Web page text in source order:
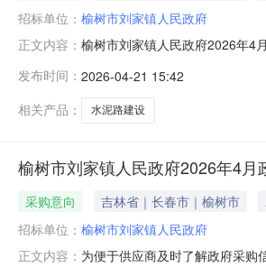
招标单位： 榆树市刘家镇人民政府
正文内容： 榆树市刘家镇人民政府2026年4
计采购时间：2026-05备注：本
发布时间： 2026-04-21 15:42
相关产品：
水泥路建设
榆树市刘家镇人民政府2026年4月
采购意向 吉林省｜长春市｜榆树市
招标单位： 榆树市刘家镇人民政府
正文内容： 为便于供应商及时了解政府采